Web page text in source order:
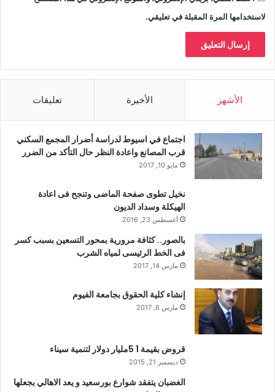
لاستخدامها المرة المقبلة في تعليقي.
الأشهر الأخيرة تعليقات
اجتماع في اسيوط لدراسة أضرار المجمع السكني
قرب المصانع واعادة النظر حال التأكد من الضرر
مايو 10, 2017
نخيل تطوى صفحة الماضى وتنجح فى اعادة
الهيكلة وسداد الديون
أغسطس 23, 2016
بالصور.. كثافة مرورية بمحور التسعين بسبب كسر
فى الخط الرئيسى لمياه الشرب
مارس 14, 2017
إنشاء كلية الحقوق بجامعة الفيوم
مارس 6, 2017
قروض بقيمة 1 5مليار دولار لتنمية سيناء
ديسمبر 21, 2015
الغضبان يتفقد شوارع بورسعيد و يعد الاهالي بجعلها